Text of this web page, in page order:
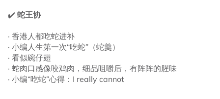
✔️ 蛇王协
· 香港人都吃蛇进补
· 小编人生第一次“吃蛇”（蛇羹）
· 看似碗仔翅
· 蛇肉口感像咬鸡肉，细品咀嚼后，有阵阵的腥味
· 小编“吃蛇”心得：I really cannot